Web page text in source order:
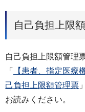
自己負担上限
自己負担上限額管理
「
【患者、指定医療
己負担上限額管理票
お読みください。